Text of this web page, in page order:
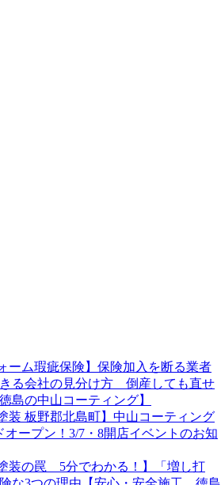
ーム瑕疵保険】保険加入を断る業者
る会社の見分け方 倒産しても直せ
島の中山コーティング】
装 板野郡北島町】中山コーティング
オープン！3/7・8開店イベントのお知
塗装の罠 5分でわかる！】「増し打